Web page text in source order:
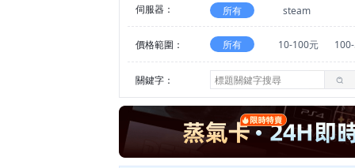
伺服器： 所有 steam
價格範圍： 所有 10-100元
關鍵字：